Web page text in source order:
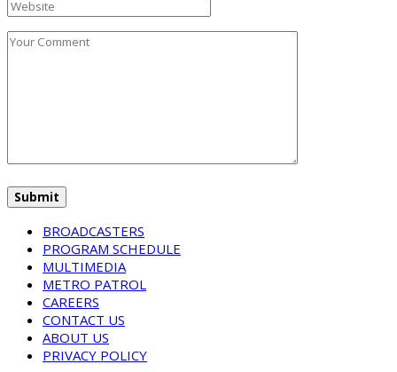
BROADCASTERS
PROGRAM SCHEDULE
MULTIMEDIA
METRO PATROL
CAREERS
CONTACT US
ABOUT US
PRIVACY POLICY